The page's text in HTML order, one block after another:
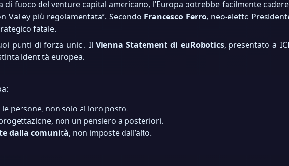
di fuoco del venture capital americano, l’Europa potrebbe facilmente
Valley più regolamentata”. Secondo Francesco Ferro, neo-eletto
fatale.
punti di forza unici. IlVienna Statement di euRobotics, presentato a
identità europea.
le persone, non solo al loro posto.
non un pensiero a posteriori.
dalla comunità, non imposte dall’alto.